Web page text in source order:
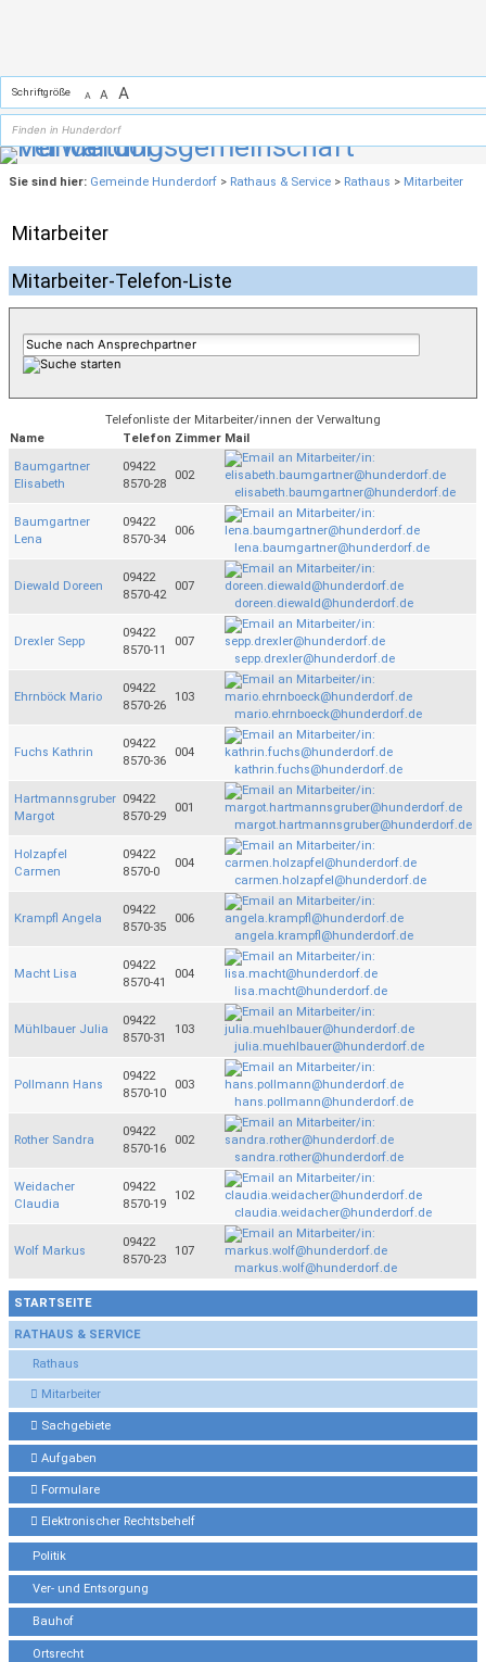
Schriftgröße A A A
STARTSEITE
RATHAUS & SERVICE
Rathaus
Mitarbeiter
Sachgebiete
Aufgaben
Formulare
Elektronischer Rechtsbehelf
Politik
Ver- und Entsorgung
Bauhof
Ortsrecht
Sie sind hier: Gemeinde Hunderdorf > Rathaus & Service > Rathaus > Mitarbeiter
Mitarbeiter
Mitarbeiter-Telefon-Liste
Telefonliste der Mitarbeiter/innen der Verwaltung
Name
Telefon Zimmer Mail
Baumgartner
Elisabeth
09422
8570-28
002
elisabeth.baumgartner@hunderdorf.de
Baumgartner
Lena
09422
8570-34
006
lena.baumgartner@hunderdorf.de
Diewald Doreen
09422
8570-42
007
doreen.diewald@hunderdorf.de
Drexler Sepp
09422
8570-11
007
sepp.drexler@hunderdorf.de
Ehrnböck Mario
09422
8570-26
103
mario.ehrnboeck@hunderdorf.de
Fuchs Kathrin
09422
8570-36
004
kathrin.fuchs@hunderdorf.de
Hartmannsgruber
Margot
09422
8570-29
001
margot.hartmannsgruber@hunderdorf.de
Holzapfel
Carmen
09422
8570-0
004
carmen.holzapfel@hunderdorf.de
Krampfl Angela
09422
8570-35
006
angela.krampfl@hunderdorf.de
Macht Lisa
09422
8570-41
004
lisa.macht@hunderdorf.de
Mühlbauer Julia
09422
8570-31
103
julia.muehlbauer@hunderdorf.de
Pollmann Hans
09422
8570-10
003
hans.pollmann@hunderdorf.de
Rother Sandra
09422
8570-16
002
sandra.rother@hunderdorf.de
Weidacher
Claudia
09422
8570-19
102
claudia.weidacher@hunderdorf.de
Wolf Markus
09422
8570-23
107
markus.wolf@hunderdorf.de